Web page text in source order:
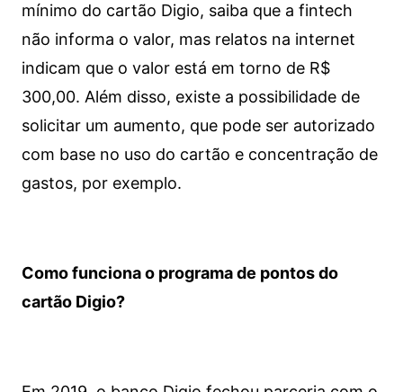
mínimo do cartão Digio, saiba que a fintech
não informa o valor, mas relatos na internet
indicam que o valor está em torno de R$
300,00. Além disso, existe a possibilidade de
solicitar um aumento, que pode ser autorizado
com base no uso do cartão e concentração de
gastos, por exemplo.
Como funciona o programa de pontos do
cartão Digio?